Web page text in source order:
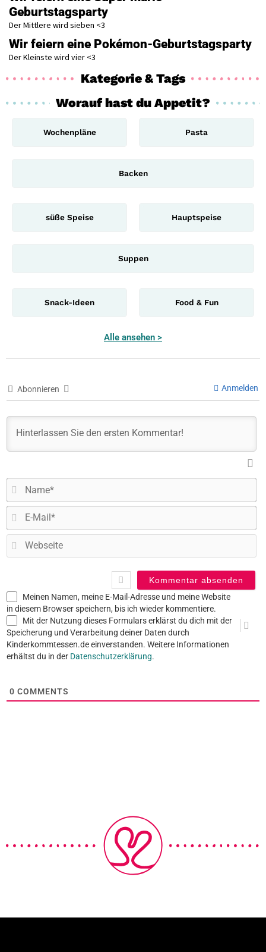
Geburtstagsparty
Der Mittlere wird sieben <3
Wir feiern eine Pokémon-Geburtstagsparty
Der Kleinste wird vier <3
Kategorie & Tags
Worauf hast du Appetit?
Wochenpläne Pasta
Backen
süße Speise Hauptspeise
Suppen
Snack-Ideen Food & Fun
Alle ansehen >
Abonnieren Anmelden
E-
Meinen Namen, meine E-Mail-Adresse und meine Website
in diesem Browser speichern, bis ich wieder kommentiere.
Mit der Nutzung dieses Formulars erklärst du dich mit der
Speicherung und Verarbeitung deiner Daten durch
Kinderkommtessen.de einverstanden. Weitere Informationen
erhältst du in der Datenschutzerklärung.
0 COMMENTS